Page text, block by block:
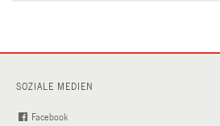
SOZIALE MEDIEN
Facebook